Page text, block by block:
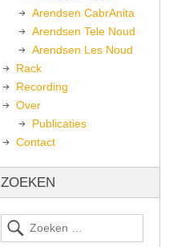
Arendsen CabrAnita
Arendsen Tele Noud
Arendsen Les Noud
Rack
Recording
Over
Publicaties
Contact
ZOEKEN